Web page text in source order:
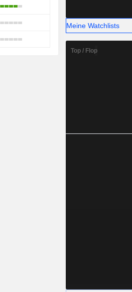
Meine Watchlists
Top / Flop